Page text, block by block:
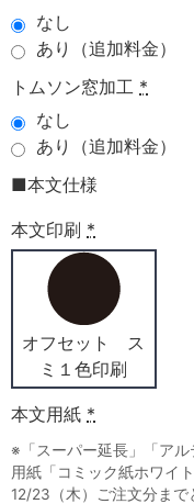
なし
あり（追加料金）
トムソン窓加工 *
なし
あり（追加料金）
■本文仕様
本文印刷 *
オフセット ス
ミ１色印刷
本文用紙 *
※「スーパー延長」「ア
用紙「コミック紙ホワイ
12/23（木）ご注文分まで